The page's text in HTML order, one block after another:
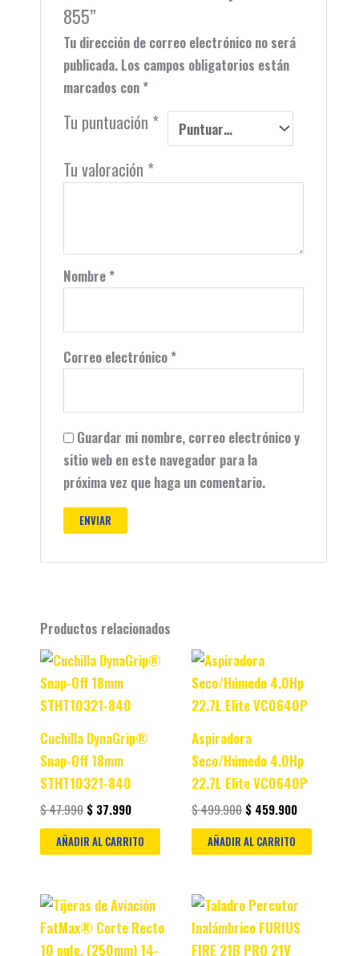
855”
Tu dirección de correo electrónico no será
publicada. Los campos obligatorios están
marcados con *
Tu puntuación *
Tu valoración *
Nombre *
Correo electrónico *
Guardar mi nombre, correo electrónico y
sitio web en este navegador para la
próxima vez que haga un comentario.
Productos relacionados
Cuchilla DynaGrip®
Snap-Off 18mm
STHT10321-840
$47.990
Original
price
was:
$ 47.990.
$ 37.990
Current
price
AÑADIR AL CARRITO
Aspiradora
Seco/Húmedo 4.0Hp
22.7L Elite VC0640P
$499.900
Original
price
was:
$ 499.900.
$ 459.900
is:
$ 459.900.
AÑADIR AL CARRITO
Original
price
was:
$ 77.990.
Current
price
is:
$ 67.990.
Original
price
was:
$ 299.900.
Current
is: